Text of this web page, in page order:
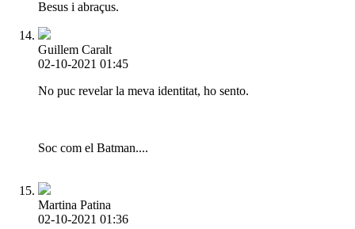
Besus i abraçus.
Guillem Caralt
02-10-2021 01:45
No puc revelar la meva identitat, ho sento.
Soc com el Batman....
Martina Patina
02-10-2021 01:36